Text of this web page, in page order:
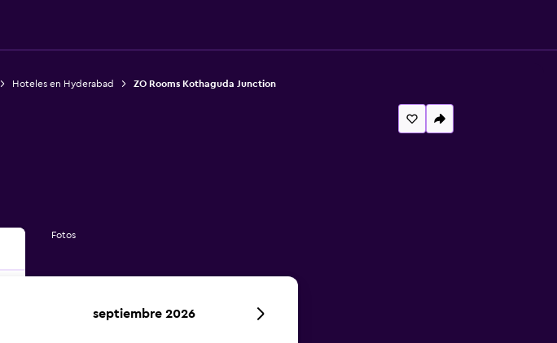
Hoteles en Hyderabad ZO Rooms Kothaguda Junction
Fotos
septiembre 2026